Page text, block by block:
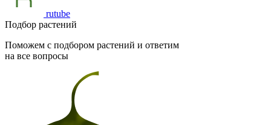
rutube
Подбор растений
Поможем с подбором растений и ответим
на все вопросы